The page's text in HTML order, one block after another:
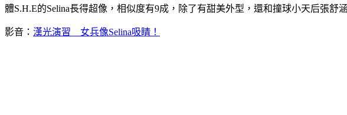
體S.H.E的Selina長得超像，相似度有9成，除了有甜美外型，還和撞球小天后張舒
影音： 漢光演習 女兵像Selina吸睛！